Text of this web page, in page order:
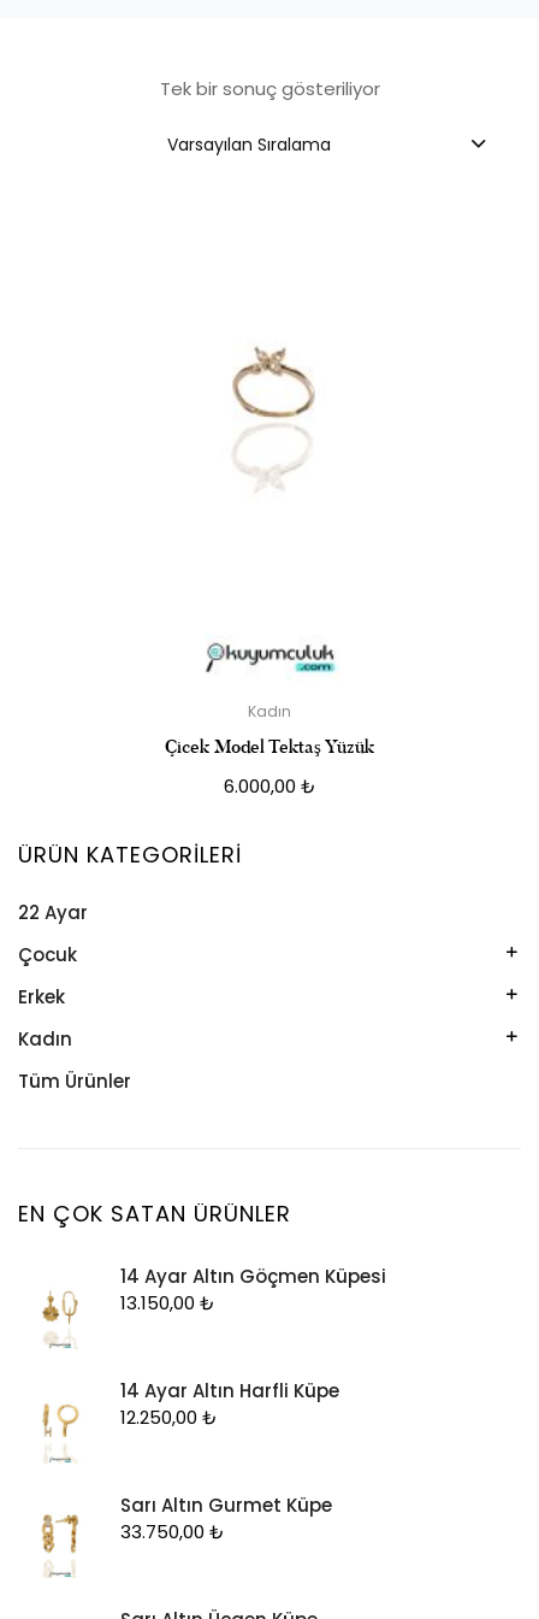
Tek bir sonuç gösteriliyor
Varsayılan Sıralama
Kadın
Çicek Model Tektaş Yüzük
6.000,00 ₺
ÜRÜN KATEGORILERI
22 Ayar
Çocuk
Kelepçe
Kolye
Künye
Erkek
Kelepçe
Künye
Kadın
Bileklik
Küpe
Piercing
Şahmeran
Yüzük
Tüm Ürünler
EN ÇOK SATAN ÜRÜNLER
14 Ayar Altın Göçmen Küpesi
13.150,00 ₺
14 Ayar Altın Harfli Küpe
12.250,00 ₺
Sarı Altın Gurmet Küpe
33.750,00 ₺